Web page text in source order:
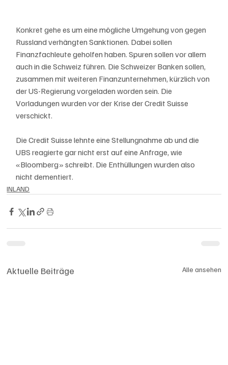
Konkret gehe es um eine mögliche Umgehung von gegen
Russland verhängten Sanktionen. Dabei sollen
Finanzfachleute geholfen haben. Spuren sollen vor allem
auch in die Schweiz führen. Die Schweizer Banken sollen,
zusammen mit weiteren Finanzunternehmen, kürzlich von
der US-Regierung vorgeladen worden sein. Die
Vorladungen wurden vor der Krise der Credit Suisse
verschickt.
Die Credit Suisse lehnte eine Stellungnahme ab und die
UBS reagierte gar nicht erst auf eine Anfrage, wie
«Bloomberg» schreibt. Die Enthüllungen wurden also
nicht dementiert.
INLAND
Aktuelle Beiträge Alle ansehen